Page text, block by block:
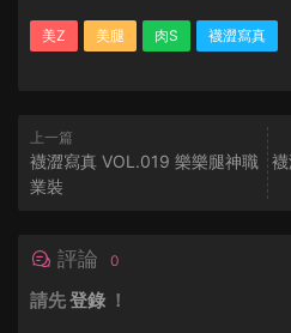
美Z 美腿 肉S 襪澀寫真
上一篇
襪澀寫真 VOL.019 樂樂腿神職
業裝
評論 0
請先登錄 ！